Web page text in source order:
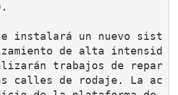
instalará un nuevo sist
de alta intensid
trabajos de repar
calles de rodaje. La ac